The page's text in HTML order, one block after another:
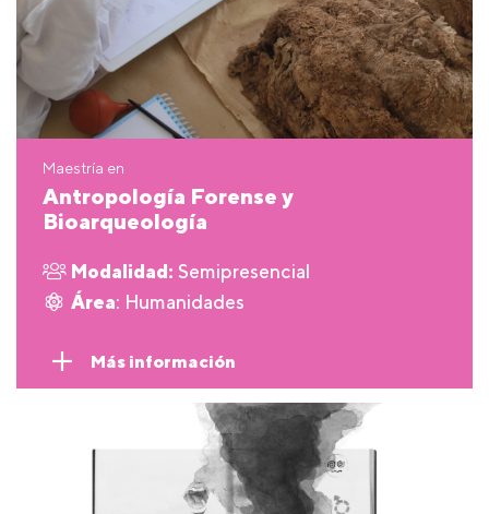
Maestría en
Antropología Forense y
Bioarqueología
Modalidad: Semipresencial
Área: Humanidades
Más información